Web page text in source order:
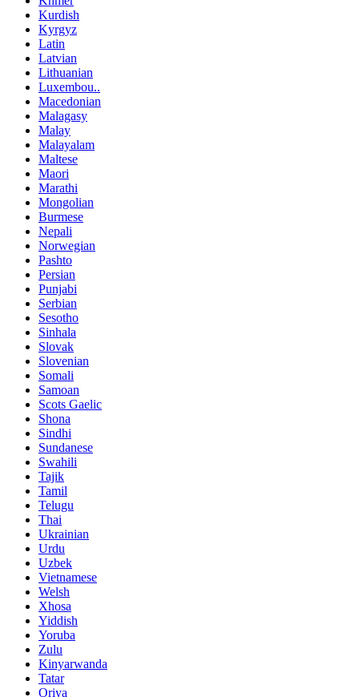
Kurdish
Kyrgyz
Latin
Latvian
Lithuanian
Luxembou..
Macedonian
Malagasy
Malay
Malayalam
Maltese
Maori
Marathi
Mongolian
Burmese
Nepali
Norwegian
Pashto
Persian
Punjabi
Serbian
Sesotho
Sinhala
Slovak
Slovenian
Somali
Samoan
Scots Gaelic
Shona
Sindhi
Sundanese
Swahili
Tajik
Tamil
Telugu
Thai
Ukrainian
Urdu
Uzbek
Vietnamese
Welsh
Xhosa
Yiddish
Yoruba
Zulu
Kinyarwanda
Tatar
Oriya